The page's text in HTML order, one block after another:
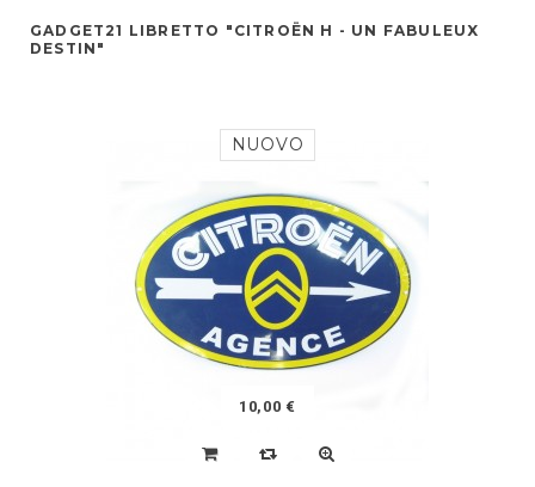
GADGET21 LIBRETTO "CITROËN H - UN FABULEUX
DESTIN"
NUOVO
10,00 €